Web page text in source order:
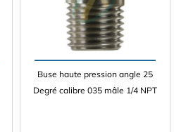
Buse haute pression angle 25
Degré calibre 035 mâle 1/4 NPT